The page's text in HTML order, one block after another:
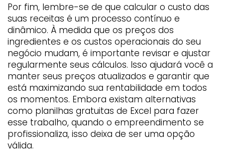
Por fim, lembre-se de que calcular o custo das
suas receitas é um processo contínuo e
dinâmico. À medida que os preços dos
ingredientes e os custos operacionais do seu
negócio mudam, é importante revisar e ajustar
regularmente seus cálculos. Isso ajudará você a
manter seus preços atualizados e garantir que
está maximizando sua rentabilidade em todos
os momentos. Embora existam alternativas
como planilhas gratuitas de Excel para fazer
esse trabalho, quando o empreendimento se
profissionaliza, isso deixa de ser uma opção
válida.